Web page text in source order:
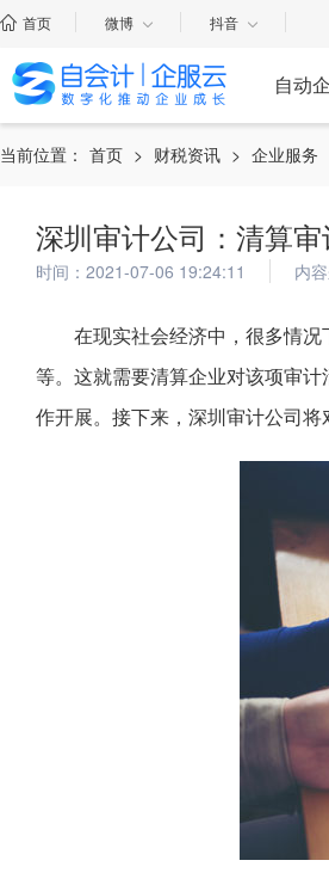
首页 微博 抖音
自动
当前位置： 首页 > 财税资讯 > 企业服务
深圳审计公司：清算
时间：2021-07-06 19:24:11 内
在现实社会经济中，很多情
等。这就需要清算企业对该项审
作开展。接下来，深圳审计公司